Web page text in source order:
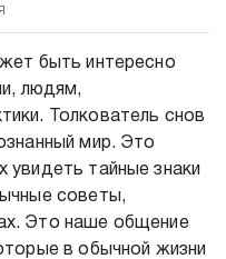
быть интересно
людям,
Толкователь снов
мир. Это
увидеть тайные знаки
советы,
Это наше общение
в обычной жизни